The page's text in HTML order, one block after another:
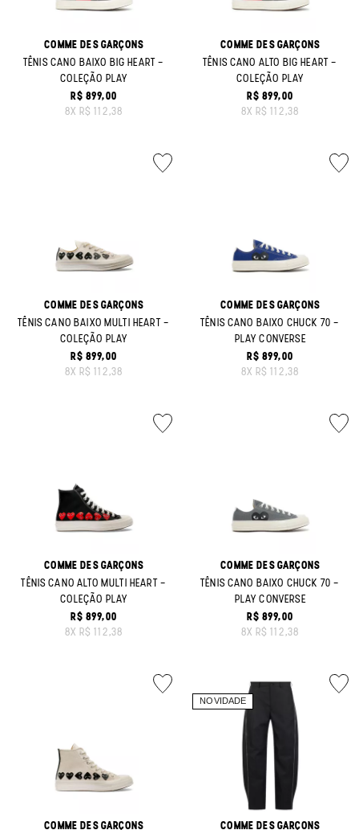
COMME DES GARÇONS
TÊNIS CANO BAIXO BIG HEART -
COLEÇÃO PLAY
ORIGINAL PRICE:
R$ 899,00
8X R$ 112,38
COMME DES GARÇONS
TÊNIS CANO ALTO BIG HEART -
COLEÇÃO PLAY
ORIGINAL PRICE:
R$ 899,00
8X R$ 112,38
COMME DES GARÇONS
TÊNIS CANO BAIXO MULTI HEART -
COLEÇÃO PLAY
ORIGINAL PRICE:
R$ 899,00
8X R$ 112,38
COMME DES GARÇONS
TÊNIS CANO BAIXO CHUCK 70 -
PLAY CONVERSE
ORIGINAL PRICE:
R$ 899,00
8X R$ 112,38
COMME DES GARÇONS
TÊNIS CANO ALTO MULTI HEART -
COLEÇÃO PLAY
ORIGINAL PRICE:
R$ 899,00
8X R$ 112,38
COMME DES GARÇONS
TÊNIS CANO BAIXO CHUCK 70 -
PLAY CONVERSE
ORIGINAL PRICE:
R$ 899,00
8X R$ 112,38
COMME DES GARÇONS COMME DES GARÇONS